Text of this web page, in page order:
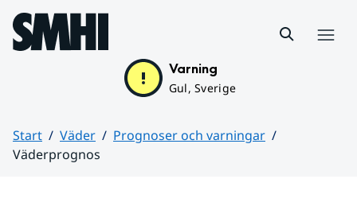
Hoppa till sidans innehåll
Varning
Gul, Sverige
Start Väder
Prognoser och varningar
Väderprognos